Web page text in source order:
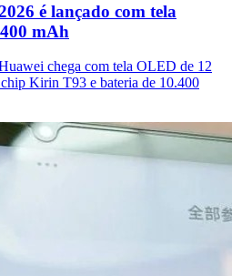
é lançado com tela
mAh
chega com tela OLED de 12
Kirin T93 e bateria de 10.400